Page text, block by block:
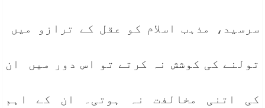
سرسید، مذہب اسلام کو عقل کے ترازو میں
تولنے کی کوشش نہ کرتے تو اس دور میں ان
کی اتنی مخالفت نہ ہوتی۔ ان کے اہم